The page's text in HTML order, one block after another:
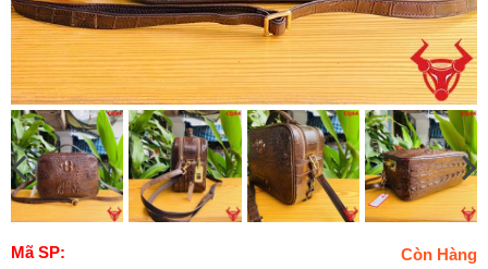
Mã SP: Còn Hàng